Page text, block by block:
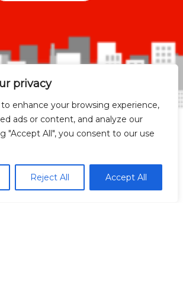
privacy
enhance your browsing experience,
ads or content, and analyze our
"Accept All", you consent to our use
Reject All Accept All